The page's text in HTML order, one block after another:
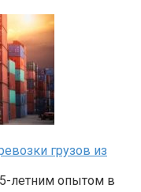
грузов из
летним опытом в